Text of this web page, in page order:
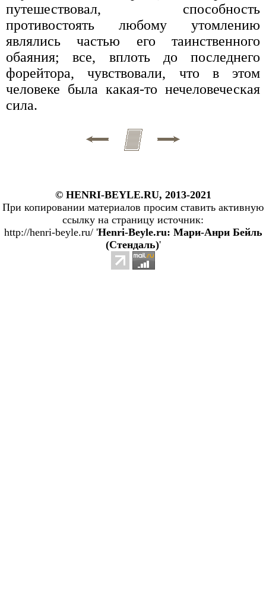
путешествовал, способность
противостоять любому утомлению
являлись частью его таинственного
обаяния; все, вплоть до последнего
форейтора, чувствовали, что в этом
человеке была какая-то нечеловеческая
сила.
© HENRI-BEYLE.RU, 2013-2021
При копировании материалов просим ставить активную
ссылку на страницу источник:
http://henri-beyle.ru/ 'Henri-Beyle.ru: Мари-Анри Бейль
(Стендаль)'